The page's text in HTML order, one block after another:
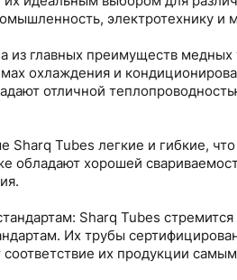
электротехнику и
из главных преимуществ
охлаждения и
отличной
Sharq Tubes легкие и гибкие,
обладают хорошей
Sharq Tubes
Их трубы
их продукции